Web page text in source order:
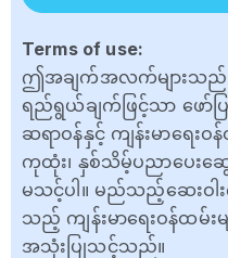
Terms of use:
ဤအချက်အလက်များသည် က
ရည်ရွယ်ချက်ဖြင့်သာ ဖော်ပြ
ဆရာဝန်နှင့် ကျန်းမာရေးဝန်
ကုထုံး၊ နှစ်သိမ့်ပညာပေးဆွေး
မသင့်ပါ။ မည်သည့်ဆေးဝ
သည့် ကျန်းမာရေးဝန်ထမ်း
အသုံးပြုသင့်သည်။